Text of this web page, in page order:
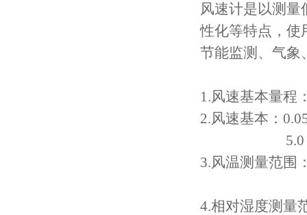
风速计是以测
性化等特点，使
节能监测、气象
1.风速基本量程
2.风速基本：
5.0
3.风温测量范围
4.相对湿度测量